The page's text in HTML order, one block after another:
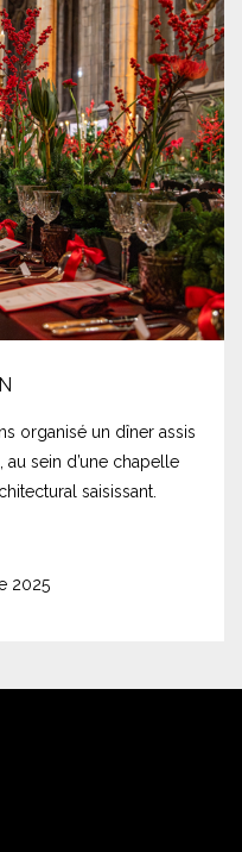
organisé un dîner assis
sein d’une chapelle
saisissant.
2025